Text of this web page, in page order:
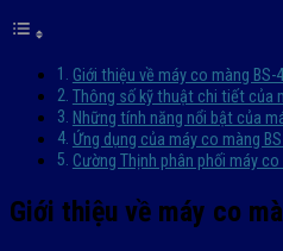
Giới thiệu về máy co màng
Thông số kỹ thuật chi tiết của
Những tính năng nổi bật của
Ứng dụng của máy co màng
Cường Thịnh phân phối máy
Giới thiệu về máy co